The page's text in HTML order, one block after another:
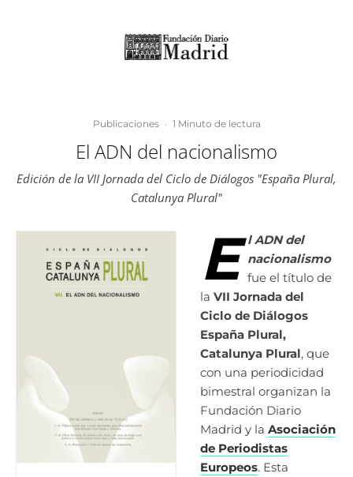
Publicaciones · 1 Minuto de lectura
El ADN del nacionalismo
Edición de la VII Jornada del Ciclo de Diálogos "España Plural,
Catalunya Plural"
E l ADN del
nacionalismo
fue el título de
la VII Jornada del
Ciclo de Diálogos
España Plural,
Catalunya Plural, que
con una periodicidad
bimestral organizan la
Fundación Diario
Madrid y la Asociación
de Periodistas
Europeos. Esta